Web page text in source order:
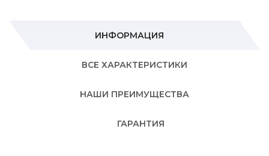
ИНФОРМАЦИЯ
ВСЕ ХАРАКТЕРИСТИКИ
НАШИ ПРЕИМУЩЕСТВА
ГАРАНТИЯ